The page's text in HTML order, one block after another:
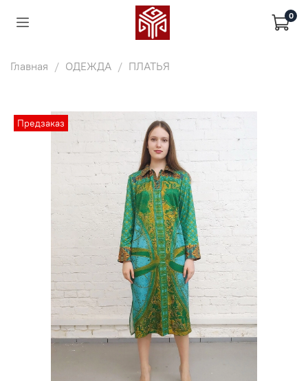
0
Главная ОДЕЖДА ПЛАТЬЯ
Предзаказ